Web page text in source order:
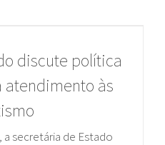
discute política
atendimento às
a secretária de Estado